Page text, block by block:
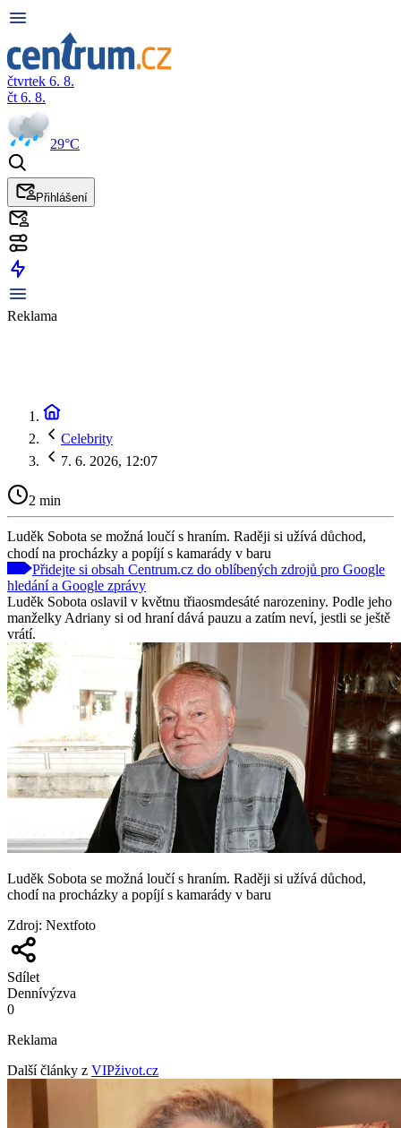
čtvrtek 6. 8.
čt 6. 8.
29°C
Přihlášení
Reklama
Celebrity
7. 6. 2026, 12:07
2 min
Luděk Sobota se možná loučí s hraním. Raději si užívá důchod,
chodí na procházky a popíjí s kamarády v baru
Přidejte si obsah Centrum.cz do oblíbených zdrojů pro Google
hledání a Google zprávy
Luděk Sobota oslavil v květnu třiaosmdesáté narozeniny. Podle jeho
manželky Adriany si od hraní dává pauzu a zatím neví, jestli se ještě
vrátí.
Luděk Sobota se možná loučí s hraním. Raději si užívá důchod,
chodí na procházky a popíjí s kamarády v baru
Zdroj: Nextfoto
Sdílet
Dennívýzva
0
Reklama
Další články z VIPživot.cz